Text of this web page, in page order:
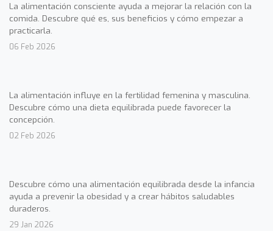
La alimentación consciente ayuda a mejorar la relación con la
comida. Descubre qué es, sus beneficios y cómo empezar a
practicarla.
06 Feb 2026
La alimentación influye en la fertilidad femenina y masculina.
Descubre cómo una dieta equilibrada puede favorecer la
concepción.
02 Feb 2026
Descubre cómo una alimentación equilibrada desde la infancia
ayuda a prevenir la obesidad y a crear hábitos saludables
duraderos.
29 Jan 2026